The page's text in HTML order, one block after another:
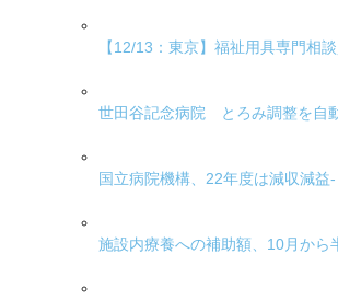
【12/13：東京】福祉用具専門相
世田谷記念病院 とろみ調整を自
国立病院機構、22年度は減収減
施設内療養への補助額、10月か